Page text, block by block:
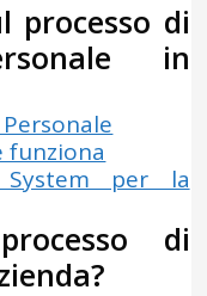
processo di
in
funziona
System per la
di